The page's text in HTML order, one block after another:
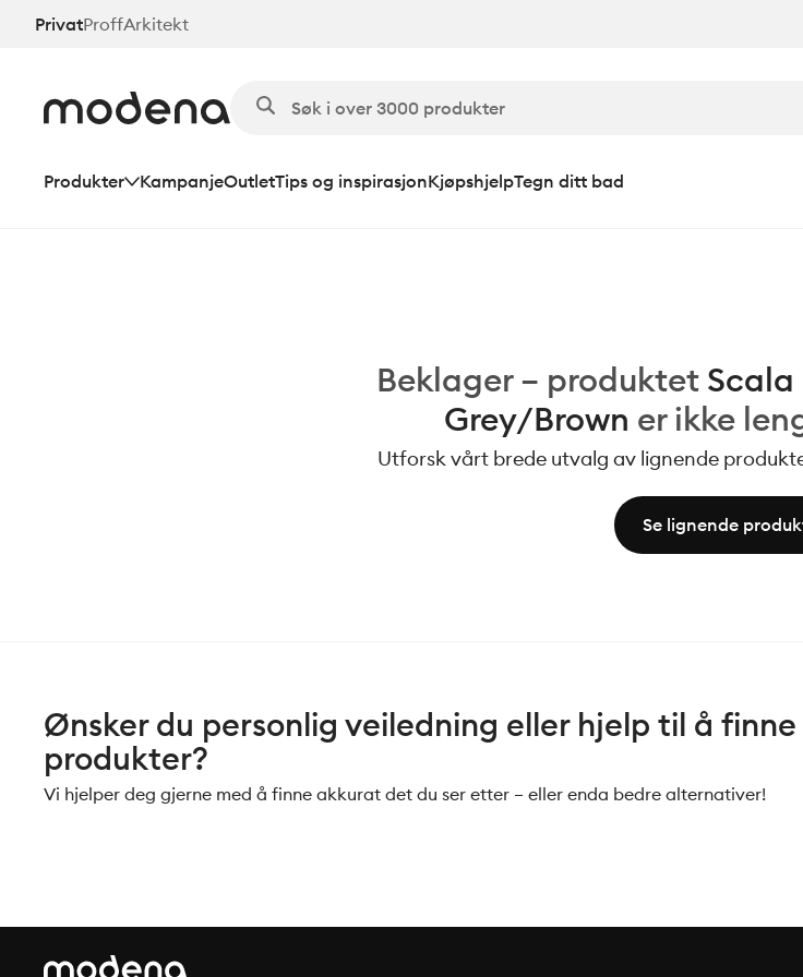
HoppPrivatProffArkitekt
Produkter KampanjeOutletTips og inspirasjonKjøpshjelpTegn ditt bad
Beklager – produktet Scala
Grey/Brown er ikke
Utforsk vårt brede utvalg av lignende
Se lignende
Ønsker du personlig veiledning eller hjelp til å
produkter?
Vi hjelper deg gjerne med å finne akkurat det du ser etter – eller enda bedre alternativer!